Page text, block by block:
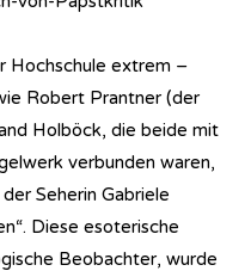
Hochschule extrem –
Robert Prantner (der
Holböck, die beide mit
verbunden waren,
Seherin Gabriele
Diese esoterische
Beobachter, wurde